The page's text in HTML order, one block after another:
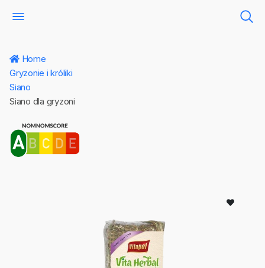
Home
Gryzonie i króliki
Siano
Siano dla gryzoni